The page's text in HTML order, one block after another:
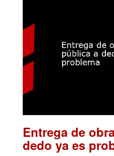
Entrega de
dedo ya es